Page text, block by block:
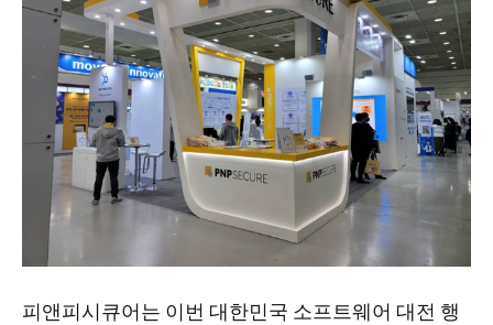
피앤피시큐어는 이번 대한민국 소프트웨어 대전 행